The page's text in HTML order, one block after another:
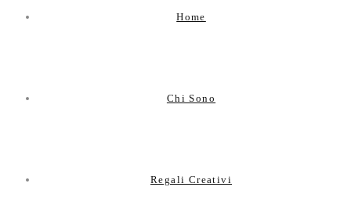
Home
Chi Sono
Regali Creativi